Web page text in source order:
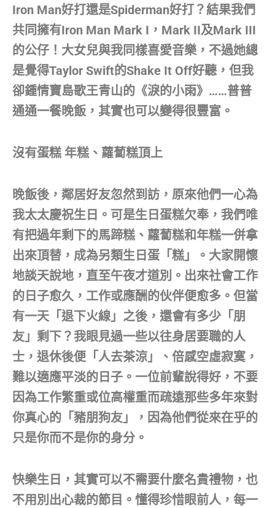
Iron Man好打還是Spiderman好打？結果我們
共同擁有Iron Man Mark I，Mark II及Mark III
的公仔！大女兒與我同樣喜愛音樂，不過她總
是覺得Taylor Swift的Shake It Off好聽，但我
卻鍾情寶島歌王青山的《淚的小雨》……普普
通通一餐晚飯，其實也可以變得很豐富。
沒有蛋糕 年糕、蘿蔔糕頂上
晚飯後，鄰居好友忽然到訪，原來他們一心為
我太太慶祝生日。可是生日蛋糕欠奉，我們唯
有把過年剩下的馬蹄糕、蘿蔔糕和年糕一併拿
出來頂替，成為另類生日蛋「糕」。大家開懷
地談天說地，直至午夜才道別。出來社會工作
的日子愈久，工作或應酬的伙伴便愈多。但當
有一天「退下火線」之後，還會有多少「朋
友」剩下？我眼見過一些以往身居要職的人
士，退休後便「人去茶涼」、倍感空虛寂寞，
難以適應平淡的日子。一位前輩說得好，不要
因為工作繁重或位高權重而疏遠那些多年來對
你真心的「豬朋狗友」，因為他們從來在乎的
只是你而不是你的身分。
快樂生日，其實可以不需要什麼名貴禮物，也
不用別出心裁的節目。懂得珍惜眼前人，每一